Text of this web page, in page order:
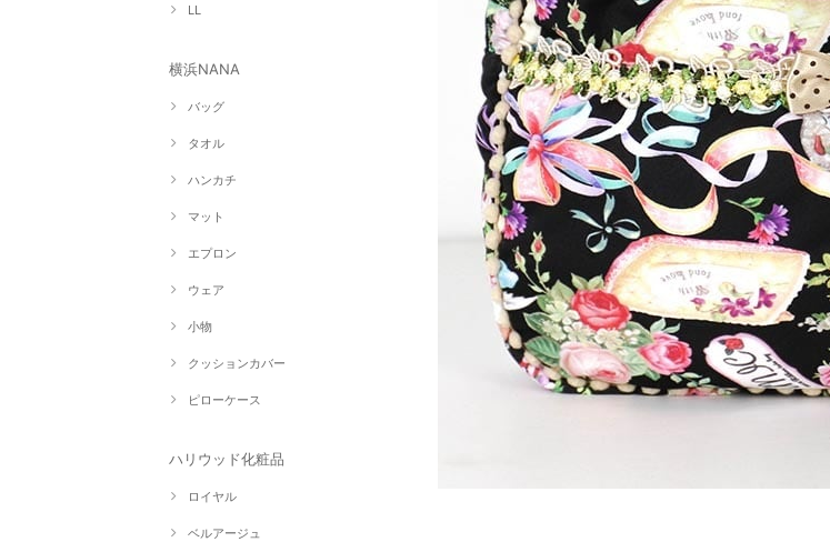
LL
横浜NANA
バッグ
タオル
ハンカチ
マット
エプロン
ウェア
小物
クッションカバー
ピローケース
ハリウッド化粧品
ロイヤル
ベルアージュ